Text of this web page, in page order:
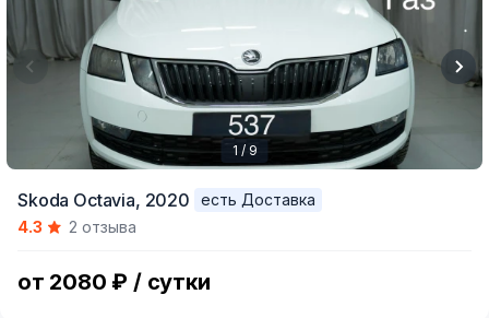
of
1 / 9
Skoda Octavia, 2020
есть Доставка
4.3
2 отзыва
от 2080 ₽ / сутки